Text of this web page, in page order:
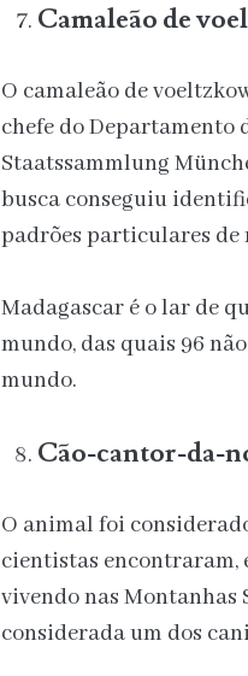
Camaleão de
O camaleão de
chefe do Departamento
Staatssammlung
busca conseguiu
padrões particulares de
Madagascar é o lar de
mundo, das quais 96
mundo.
Cão-cantor-da-
O animal foi
cientistas encontraram,
vivendo nas Montanhas
considerada um dos